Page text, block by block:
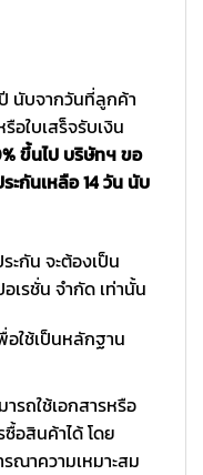
นับจากวันที่ลูกค้า
อใบเสร็จรับเงิน
ขึ้นไป บริษัทฯ ขอ
ะกันเหลือ 14 วัน นับ
ะกัน จะต้องเป็น
เรชั่น จำกัด เท่านั้น
อใช้เป็นหลักฐาน
รถใช้เอกสารหรือ
อสินค้าได้ โดย
ณาความเหมาะสม